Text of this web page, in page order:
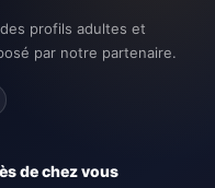
profils adultes et
par notre partenaire.
de chez vous